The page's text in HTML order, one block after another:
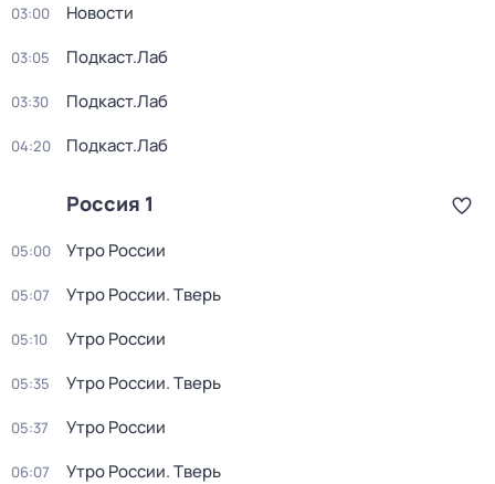
03:00 Новости
03:05 Подкаст.Лаб
03:30 Подкаст.Лаб
04:20 Подкаст.Лаб
Россия 1
05:00 Утро России
05:07 Утро России. Тверь
05:10 Утро России
05:35 Утро России. Тверь
05:37 Утро России
06:07 Утро России. Тверь